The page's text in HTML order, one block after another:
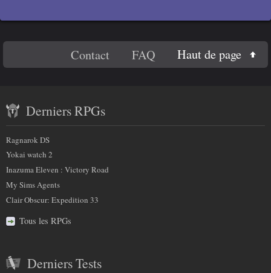
plus
sur
nous
Contact FAQ Haut de page
récent
et
partenaires
Derniers RPGs
Ragnarok DS
Yokai watch 2
Inazuma Eleven : Victory Road
My Sims Agents
Clair Obscur: Expedition 33
Tous les RPGs
Derniers Tests